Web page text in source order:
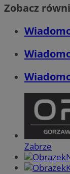
Zobacz
Zabrze